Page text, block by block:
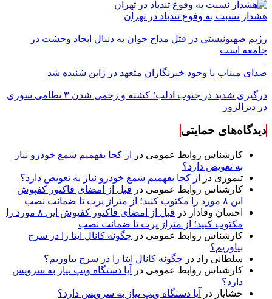
هشدار نسبت به وفوع تندباد در تهران
رژیم صهیونیستی در قتل مداح جوان به دنبال ایجاد وحشت در
جامعه است
صدای میناب با وجود خبرنگاران متعهد در ژاپن شنیده شد
درگیری شدید در جنوب ادلب؛ کشته و زخمی شدن ۳ نظامی سوری
در دیرالزور
دیدگاه‌های حمایتی
کارشناس روابط عمومی در
از کجا بفهمیم شمع خودرو نیاز
به تعویض دارد؟
تیموری در
از کجا بفهمیم شمع خودرو نیاز به تعویض دارد؟
کارشناس روابط عمومی در قبل از امضای فاکتور کفپوش
این ۸ مورد را مکتوب کنید؛ از متراژ پرت تا ضمانت نصب
احسان وفادار در
قبل از امضای فاکتور کفپوش این ۸ مورد را
مکتوب کنید؛ از متراژ پرت تا ضمانت نصب
کارشناس روابط عمومی در چگونه کانال ایتا را در سرچ
بیاوریم؟
سلطانی راد در چگونه کانال ایتا را در سرچ بیاوریم؟
کارشناس روابط عمومی در
آیا دستگاه ویپ نیاز به سرویس
دارد؟
خشایار در آیا دستگاه ویپ نیاز به سرویس دارد؟